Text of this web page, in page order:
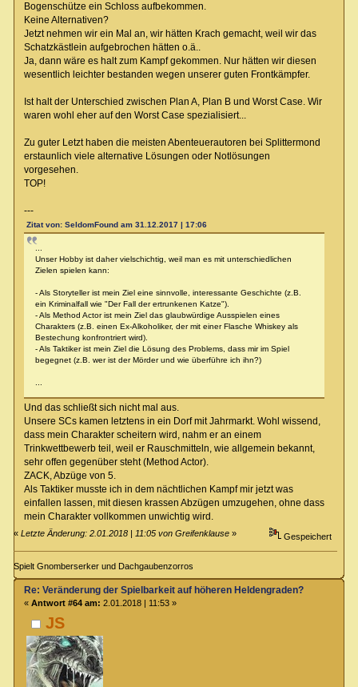
Bogenschütze ein Schloss aufbekommen.
Keine Alternativen?
Jetzt nehmen wir ein Mal an, wir hätten Krach gemacht, weil wir das
Schatzkästlein aufgebrochen hätten o.ä..
Ja, dann wäre es halt zum Kampf gekommen. Nur hätten wir diesen
wesentlich leichter bestanden wegen unserer guten Frontkämpfer.
Ist halt der Unterschied zwischen Plan A, Plan B und Worst Case. Wir
waren wohl eher auf den Worst Case spezialisiert...
Zu guter Letzt haben die meisten Abenteuerautoren bei Splittermond
erstaunlich viele alternative Lösungen oder Notlösungen
vorgesehen.
TOP!
---
Zitat von: SeldomFound am 31.12.2017 | 17:06
...
Unser Hobby ist daher vielschichtig, weil man es mit unterschiedlichen
Zielen spielen kann:
- Als Storyteller ist mein Ziel eine sinnvolle, interessante Geschichte (z.B.
ein Kriminalfall wie "Der Fall der ertrunkenen Katze").
- Als Method Actor ist mein Ziel das glaubwürdige Ausspielen eines
Charakters (z.B. einen Ex-Alkoholiker, der mit einer Flasche Whiskey als
Bestechung konfrontriert wird).
- Als Taktiker ist mein Ziel die Lösung des Problems, dass mir im Spiel
begegnet (z.B. wer ist der Mörder und wie überführe ich ihn?)
...
Und das schließt sich nicht mal aus.
Unsere SCs kamen letztens in ein Dorf mit Jahrmarkt. Wohl wissend,
dass mein Charakter scheitern wird, nahm er an einem
Trinkwettbewerb teil, weil er Rauschmitteln, wie allgemein bekannt,
sehr offen gegenüber steht (Method Actor).
ZACK, Abzüge von 5.
Als Taktiker musste ich in dem nächtlichen Kampf mir jetzt was
einfallen lassen, mit diesen krassen Abzügen umzugehen, ohne dass
mein Charakter vollkommen unwichtig wird.
«Letzte Änderung: 2.01.2018 | 11:05 von Greifenklause » Gespeichert
Spielt Gnomberserker und Dachgaubenzorros
JS
Re: Veränderung der Spielbarkeit auf höheren Heldengraden?
« Antwort #64 am: 2.01.2018 | 11:53 »